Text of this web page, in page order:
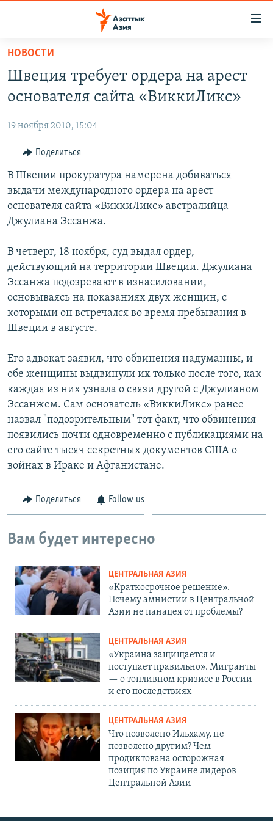
Вернуться
основному
содержанию
навигации
Вернутся
поиску
ЦЕНТРАЛЬНАЯ АЗИЯ
УЗБЕКИСТАН
ТАДЖИКИСТАН
НОВОСТИ
НА ДРУГИХ ЯЗЫКАХ
ҚАЗАҚША
КЫРГЫЗЧА
ЎЗБЕКЧА
ТОҶИКӢ
Все сайты РСЕ/РС
НОВОСТИ
Швеция требует ордера на арест
основателя сайта «ВиккиЛикс»
19 ноября 2010, 15:04
Поделиться
В Швеции прокуратура намерена добиваться
выдачи международного ордера на арест
основателя сайта «ВиккиЛикс» австралийца
Джулиана Эссанжа.
В четверг, 18 ноября, суд выдал ордер,
действующий на территории Швеции. Джулиана
Эссанжа подозревают в изнасиловании,
основываясь на показаниях двух женщин, с
которыми он встречался во время пребывания в
Швеции в августе.
Его адвокат заявил, что обвинения надуманны, и
обе женщины выдвинули их только после того, как
каждая из них узнала о связи другой с Джулианом
Эссанжем. Сам основатель «ВиккиЛикс» ранее
назвал "подозрительным" тот факт, что обвинения
появились почти одновременно с публикациями на
его сайте тысяч секретных документов США о
войнах в Ираке и Афганистане.
Поделиться Follow us
Вам будет интересно
ЦЕНТРАЛЬНАЯ АЗИЯ
«Краткосрочное решение».
Почему амнистии в Центральной
Азии не панацея от проблемы?
ЦЕНТРАЛЬНАЯ АЗИЯ
«Украина защищается и
поступает правильно». Мигранты
— о топливном кризисе в России
и его последствиях
ЦЕНТРАЛЬНАЯ АЗИЯ
Что позволено Ильхаму, не
позволено другим? Чем
продиктована осторожная
позиция по Украине лидеров
Центральной Азии